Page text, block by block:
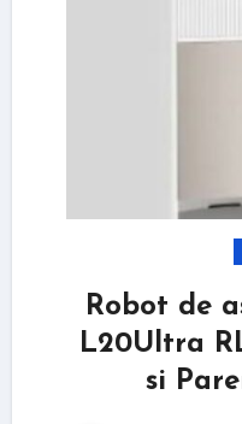
Robot de
L20Ultra
si